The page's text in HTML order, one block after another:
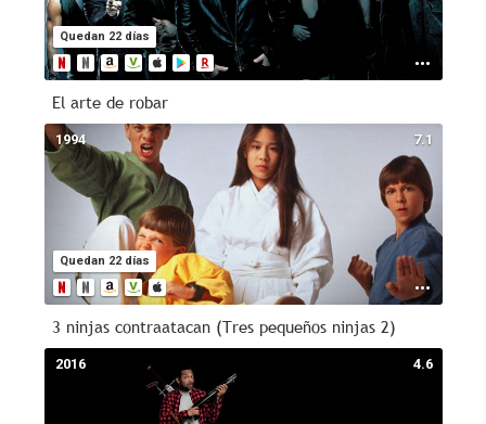
Quedan 22 días
El arte de robar
7.1
Quedan 22 días
1994
3 ninjas contraatacan (Tres pequeños ninjas 2)
4.6
2016